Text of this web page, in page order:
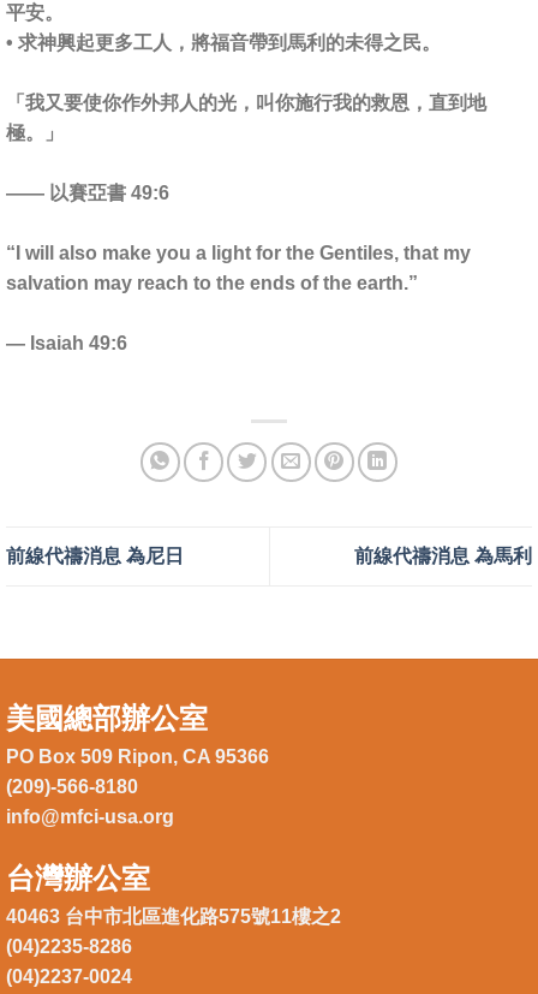
平安。
• 求神興起更多工人，將福音帶到馬利的未得之民。
「我又要使你作外邦人的光，叫你施行我的救恩，直到地
極。」
—— 以賽亞書 49:6
“I will also make you a light for the Gentiles, that my
salvation may reach to the ends of the earth.”
— Isaiah 49:6
前線代禱消息 為尼日 前線代禱消息 為馬利
美國總部辦公室
PO Box 509 Ripon, CA 95366
(209)-566-8180
info@mfci-usa.org
台灣辦公室
40463 台中市北區進化路575號11樓之2
(04)2235-8286
(04)2237-0024